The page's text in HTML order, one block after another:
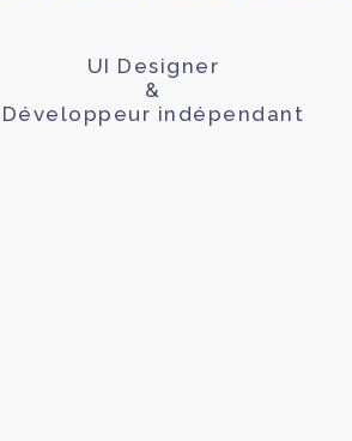
UI Designer
&
Développeur indépendant